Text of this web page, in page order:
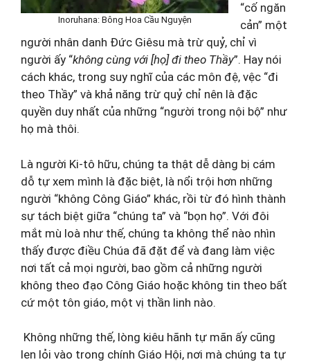
Inoruhana: Bông Hoa Cầu Nguyện
“cố ngăn
cản” một
người nhân danh Đức Giêsu mà trừ quỷ, chỉ vì
người ấy “không cùng với [họ] đi theo Thầy”. Hay nói
cách khác, trong suy nghĩ của các môn đệ, vệc “đi
theo Thầy” và khả năng trừ quỷ chỉ nên là đặc
quyền duy nhất của những “người trong nội bộ” như
họ mà thôi.
Là người Ki-tô hữu, chúng ta thật dễ dàng bị cám
dỗ tự xem mình là đặc biệt, là nổi trội hơn những
người “không Công Giáo” khác, rồi từ đó hình thành
sự tách biệt giữa “chúng ta” và “bọn họ”. Với đôi
mắt mù loà như thế, chúng ta không thể nào nhìn
thấy được điều Chúa đã đặt để và đang làm việc
nơi tất cả mọi người, bao gồm cả những người
không theo đạo Công Giáo hoặc không tin theo bất
cứ một tôn giáo, một vị thần linh nào.
Không những thế, lòng kiêu hãnh tự mãn ấy cũng
len lỏi vào trong chính Giáo Hội, nơi mà chúng ta tự